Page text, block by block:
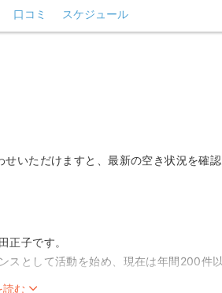
口コミ スケジュール
いただけますと、最新の空き状況を確
正子です。
スとして活動を始め、現在は年間200件
読む